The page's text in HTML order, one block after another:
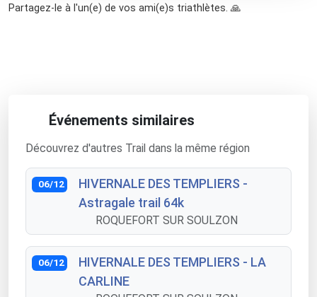
Partagez-le à l'un(e) de vos ami(e)s triathlètes. 🙏
Événements similaires
Découvrez d'autres Trail dans la même région
06/12
HIVERNALE DES TEMPLIERS -
Astragale trail 64k
ROQUEFORT SUR SOULZON
06/12
HIVERNALE DES TEMPLIERS - LA
CARLINE